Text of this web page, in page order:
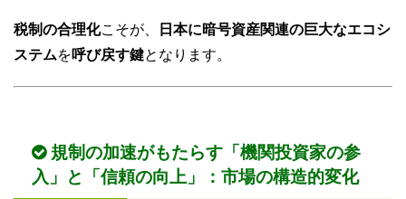
税制の合理化こそが、
日本に暗号資産関連の巨大なエコシ
ステムを呼び戻す鍵となります。
規制の加速がもたらす「機関投資家の参
入」と「信頼の向上」：市場の構造的変化